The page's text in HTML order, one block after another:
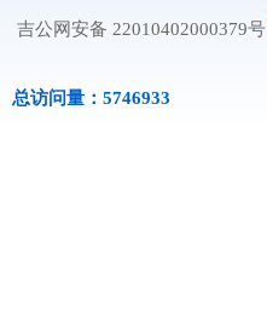
吉公网安备 22010402000379号
总访问量：5746933